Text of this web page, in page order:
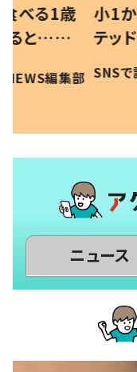
る1歳
…母
現行
編集部
小1から
テッド
食”を
和の親
SNSで話題
ニュース